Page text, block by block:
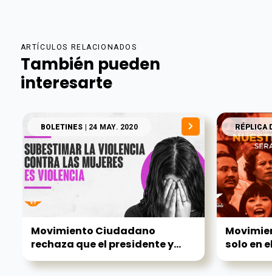
ARTÍCULOS RELACIONADOS
También pueden
interesarte
BOLETINES | 24 MAY. 2020
Movimiento Ciudadano
rechaza que el presidente y...
RÉPLICA
solo en